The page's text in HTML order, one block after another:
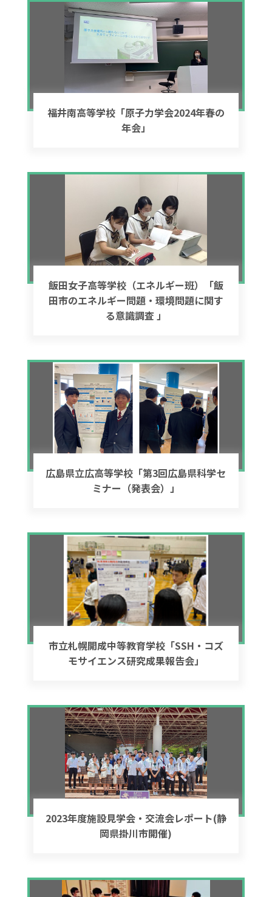
福井南高等学校「原子力学会2024年春の
年会」
飯田女子高等学校（エネルギー班）「飯
田市のエネルギー問題・環境問題に関す
る意識調査 」
広島県立広高等学校「第3回広島県科学セ
ミナー（発表会）」
市立札幌開成中等教育学校「SSH・コズ
モサイエンス研究成果報告会」
2023年度施設見学会・交流会レポート(静
岡県掛川市開催)